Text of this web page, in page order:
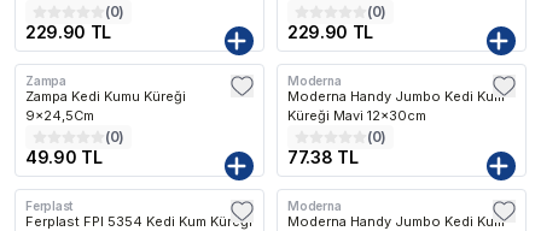
(0)
229.90 TL
(0)
229.90 TL
Zampa
Zampa Kedi Kumu Küreği
9x24,5Cm
(0)
49.90 TL
Moderna
Moderna Handy Jumbo Kedi Kum
Küreği Mavi 12x30cm
(0)
77.38 TL
Ferplast
Ferplast FPI 5354 Kedi Kum Küreği
Moderna
Moderna Handy Jumbo Kedi Kum